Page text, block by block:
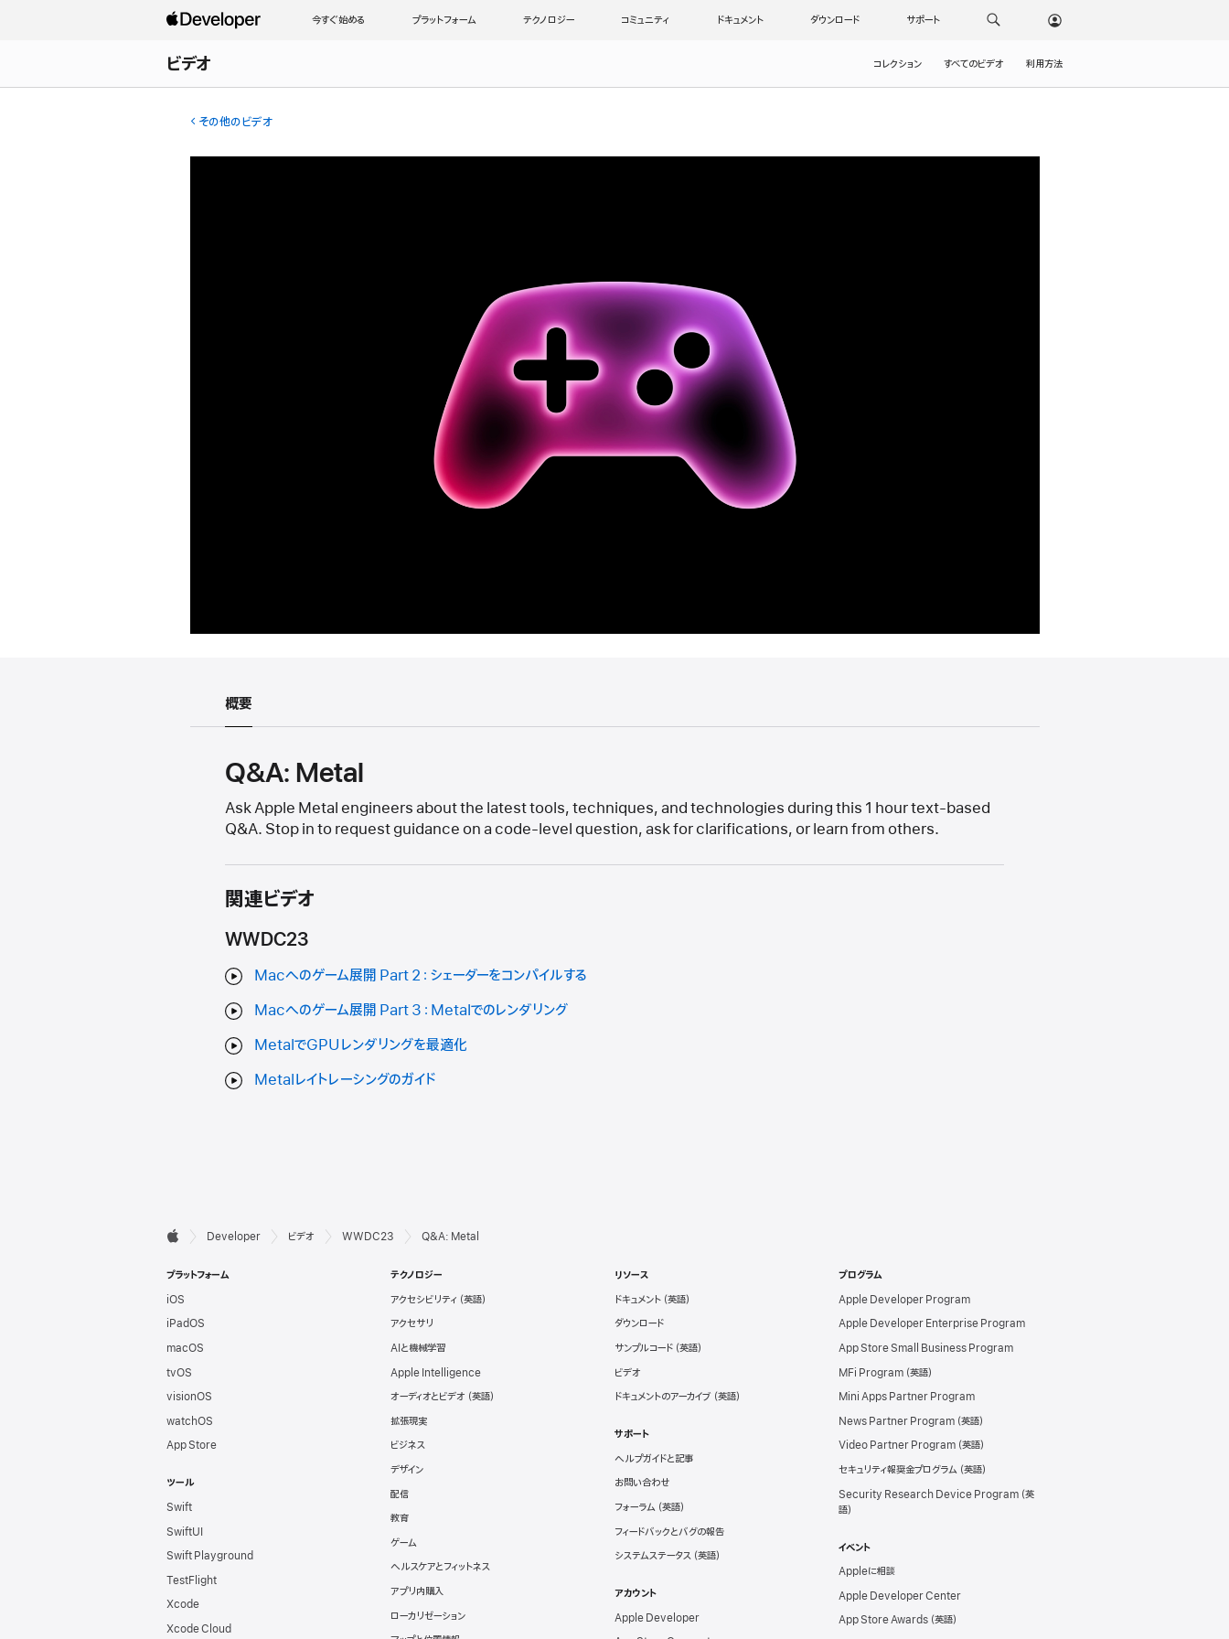
今すぐ始める プラットフォーム テクノロジー コミュニティ ドキュメント ダウンロード サポート
ビデオ コレクション すべてのビデオ 利用方法
その他のビデオ
概要
Q&A: Metal
Ask Apple Metal engineers about the latest tools, techniques, and technologies during this 1 hour text-based
Q&A. Stop in to request guidance on a code-level question, ask for clarifications, or learn from others.
関連ビデオ
WWDC23
Macへのゲーム展開 Part 2：シェーダーをコンパイルする
Macへのゲーム展開 Part 3：Metalでのレンダリング
MetalでGPUレンダリングを最適化
Metalレイトレーシングのガイド
デ
ベ
ロ
ッ
パ
向
け
フ
ッ
タ

Developer ビデオ WWDC23 Q&A: Metal
プラットフォーム
iOS
iPadOS
macOS
tvOS
visionOS
watchOS
App Store
ツール
Swift
SwiftUI
Swift Playground
TestFlight
Xcode
Xcode Cloud
テクノロジー
アクセシビリティ
アクセサリ
AIと機械学習
Apple Intelligence
オーディオとビデオ
拡張現実
ビジネス
デザイン
配信
教育
ゲーム
ヘルスケアとフィットネス
アプリ内購入
ローカリゼーション
リソース
ドキュメント
ダウンロード
サンプルコード
ビデオ
ドキュメントのアーカイブ
サポート
ヘルプガイドと記事
お問い合わせ
フォーラム
フィードバックとバグの報告
システムステータス
アカウント
Apple Developer
プログラム
Apple Developer Program
Apple Developer Enterprise Program
App Store Small Business Program
MFi Program
Mini Apps Partner Program
News Partner Program
Video Partner Program
セキュリティ報奨金プログラム
Security Research Device Program
イベント
Appleに相談
Apple Developer Center
App Store Awards